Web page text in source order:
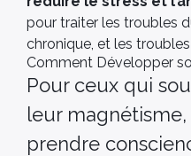
pour traiter les troubles
chronique, et les
Comment Développer
Pour ceux qui
leur
prendre